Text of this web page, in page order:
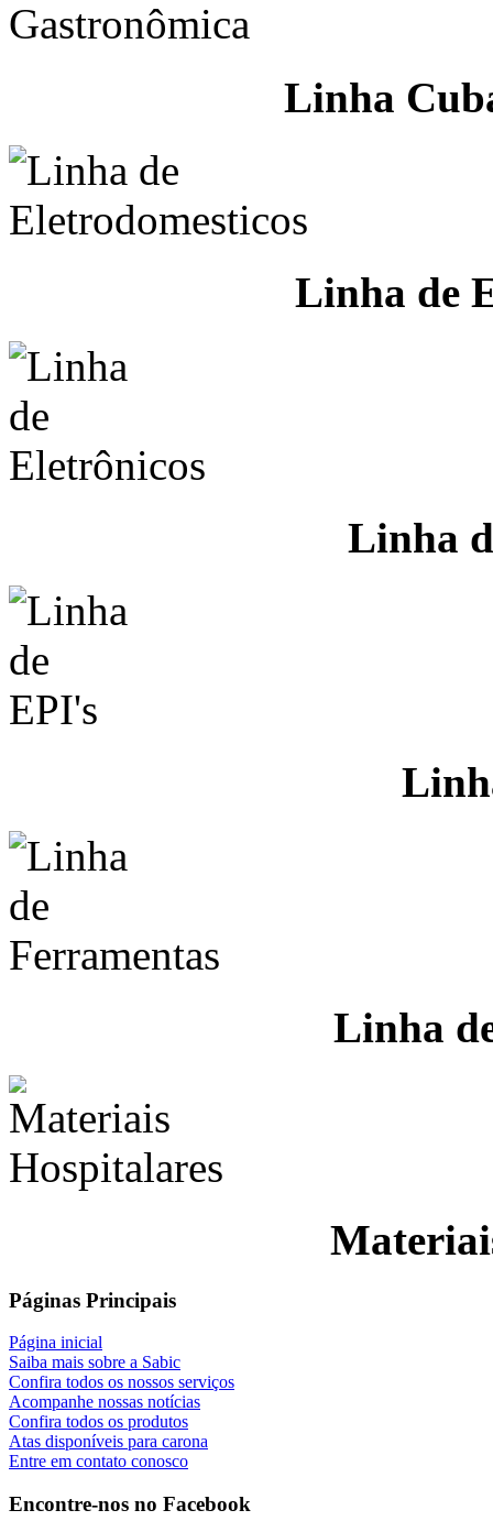
Linha
Linha de
Linha
Linha
Páginas Principais
Página inicial
Saiba mais sobre a Sabic
Confira todos os nossos serviços
Acompanhe nossas notícias
Confira todos os produtos
Atas disponíveis para carona
Entre em contato conosco
Encontre-nos no Facebook